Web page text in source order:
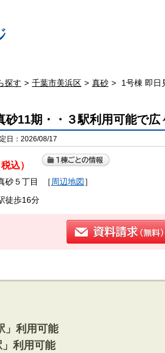
探す 千葉市美浜区 真砂 1号棟 即日
11期・・３駅利用可能で広
日：2026/08/17
込）
砂５丁目 ［ 周辺地図］
徒歩16分
」利用可能
」利用可能